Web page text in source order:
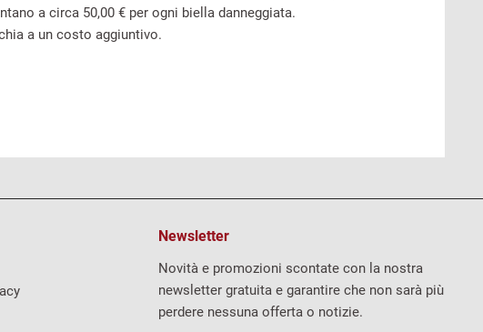
a circa 50,00 € per ogni biella danneggiata.
a un costo aggiuntivo.
Newsletter
Novità e promozioni scontate con la nostra
newsletter gratuita e garantire che non sarà più
perdere nessuna offerta o notizie.